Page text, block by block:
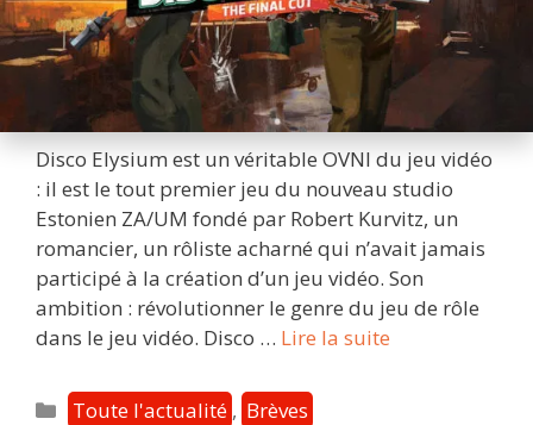
Disco Elysium est un véritable OVNI du jeu vidéo
: il est le tout premier jeu du nouveau studio
Estonien ZA/UM fondé par Robert Kurvitz, un
romancier, un rôliste acharné qui n’avait jamais
participé à la création d’un jeu vidéo. Son
ambition : révolutionner le genre du jeu de rôle
dans le jeu vidéo. Disco … Lire la suite
Catégories
Toute l'actualité , Brèves